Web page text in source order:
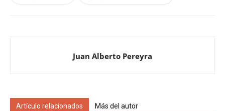
Juan Alberto Pereyra
Artículo relacionados Más del autor